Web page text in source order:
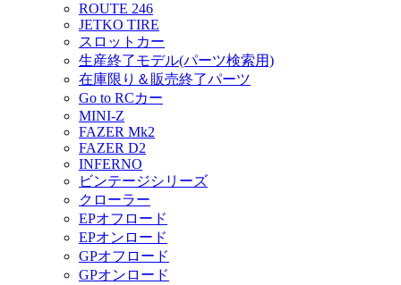
ROUTE 246
JETKO TIRE
スロットカー
生産終了モデル(パーツ検索用)
在庫限り＆販売終了パーツ
Go to RCカー
MINI-Z
FAZER Mk2
FAZER D2
INFERNO
ビンテージシリーズ
クローラー
EPオフロード
EPオンロード
GPオフロード
GPオンロード